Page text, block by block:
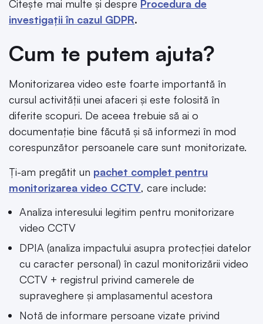
Citește mai multe și despre Procedura de
investigații în cazul GDPR.
Cum te putem ajuta?
Monitorizarea video este foarte importantă în
cursul activității unei afaceri și este folosită în
diferite scopuri. De aceea trebuie să ai o
documentație bine făcută și să informezi în mod
corespunzător persoanele care sunt monitorizate.
Ți-am pregătit un pachet complet pentru
monitorizarea video CCTV, care include:
Analiza interesului legitim pentru monitorizare
video CCTV
DPIA (analiza impactului asupra protecției datelor
cu caracter personal) în cazul monitorizării video
CCTV + registrul privind camerele de
supraveghere și amplasamentul acestora
Notă de informare persoane vizate privind